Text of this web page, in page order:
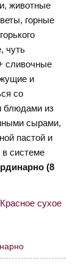
животные
горные
чуть
сливочные
и
со
блюдами из
сырами,
пастой и
системе
(8